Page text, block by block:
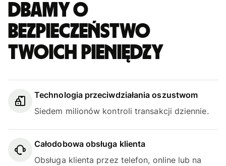
Dbamy o
bezpieczeństwo
Twoich pieniędzy
Technologia przeciwdziałania oszustwom
Siedem milionów kontroli transakcji dziennie.
Całodobowa obsługa klienta
Obsługa klienta przez telefon, online lub na